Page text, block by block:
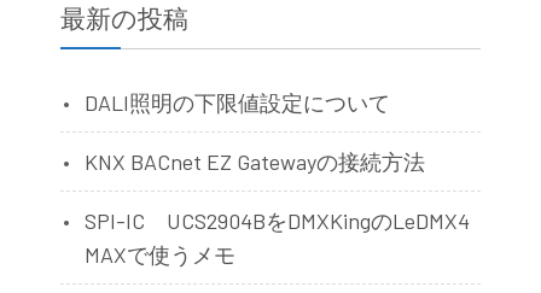
最新の投稿
DALI照明の下限値設定について
KNX BACnet EZ Gatewayの接続方法
SPI-IC UCS2904BをDMXKingのLeDMX4
MAXで使うメモ